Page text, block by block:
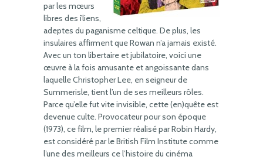
par les mœurs
libres des îliens,
adeptes du paganisme celtique. De plus, les
insulaires affirment que Rowan n’a jamais existé.
Avec un ton libertaire et jubilatoire, voici une
œuvre à la fois amusante et angoissante dans
laquelle Christopher Lee, en seigneur de
Summerisle, tient l’un de ses meilleurs rôles.
Parce qu’elle fut vite invisible, cette (en)quête est
devenue culte. Provocateur pour son époque
(1973), ce film, le premier réalisé par Robin Hardy,
est considéré par le British Film Institute comme
l’une des meilleurs ce l’histoire du cinéma